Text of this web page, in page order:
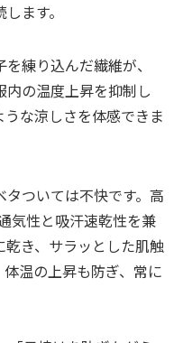
ます。
練り込んだ繊維が、
の温度上昇を抑制し
な涼しさを体感できま
ついては不快です。高
気性と吸汗速乾性を兼
き、サラッとした肌触
温の上昇も防ぎ、常に